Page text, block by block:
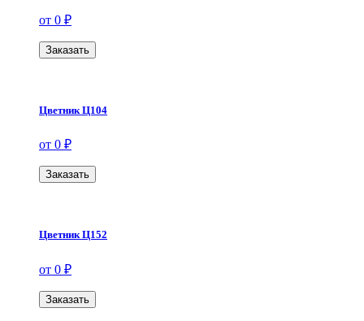
от 0 ₽
Заказать
Цветник Ц104
от 0 ₽
Заказать
Цветник Ц152
от 0 ₽
Заказать